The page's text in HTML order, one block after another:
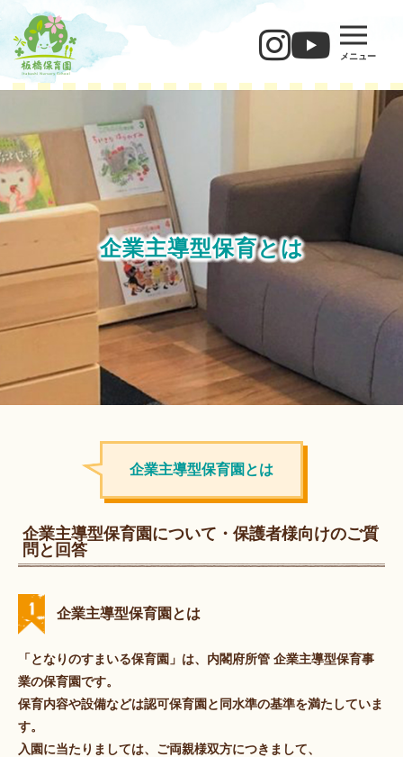
メニュー
企業主導型保育とは
企業主導型保育園とは
企業主導型保育園について・保護者様向けのご質
問と回答
企業主導型保育園とは
「となりのすまいる保育園」は、内閣府所管 企業主導型保育事
業の保育園です。
保育内容や設備などは認可保育園と同⽔準の基準を満たしていま
す。
入園に当たりましては、ご両親様双⽅につきまして、